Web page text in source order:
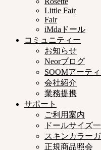
Little Fair
Fair
iMdaドール
コミュニティー
お知らせ
Neorブログ
SOOMアーテ
会社紹介
業務提携
サポート
ご利用案内
ドールサイズ
スキンカラー
正規商品照会